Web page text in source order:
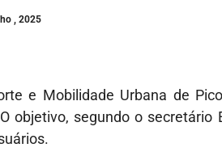
, 2025
e Mobilidade Urbana de
objetivo, segundo o secretário